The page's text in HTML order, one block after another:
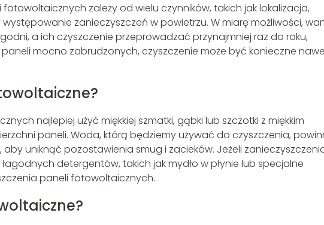
zależy od wielu czynników, takich jak lokalizacja,
zanieczyszczeń w powietrzu. W miarę możliwości,
a ich czyszczenie przeprowadzać przynajmniej raz do roku,
mocno zabrudzonych, czyszczenie może być konieczne
najlepiej użyć miękkiej szmatki, gąbki lub szczotki z miękkim
paneli. Woda, którą będziemy używać do czyszczenia,
uniknąć pozostawienia smug i zacieków. Jeżeli
detergentów, takich jak mydło w płynie lub specjalne
paneli fotowoltaicznych.